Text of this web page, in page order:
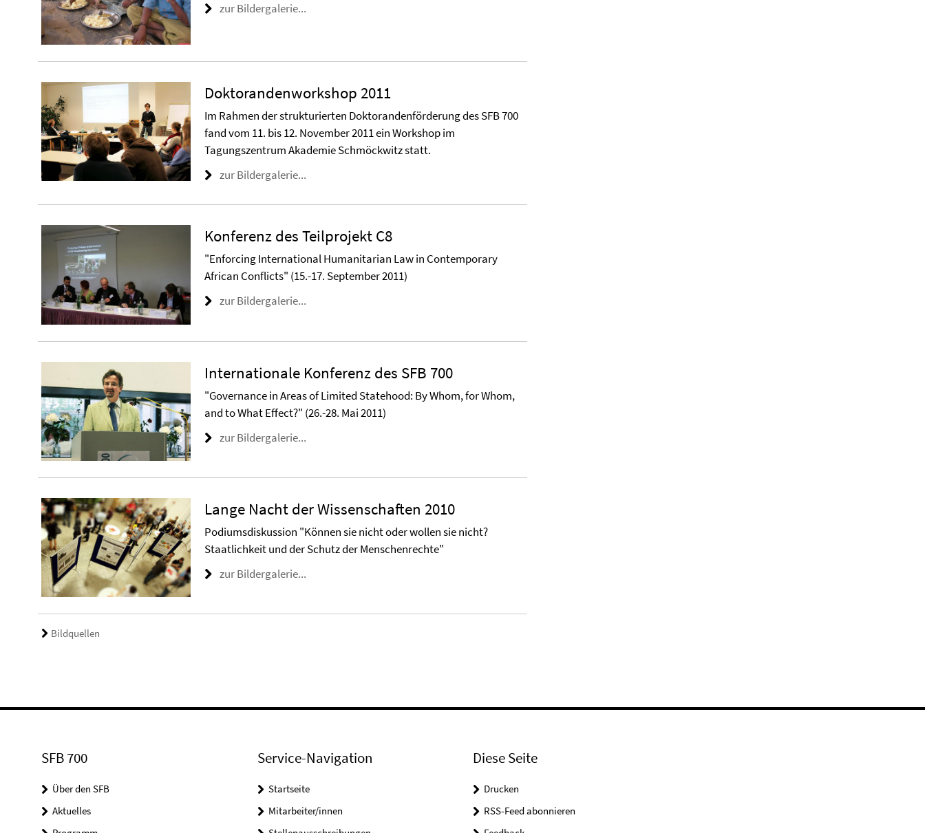
zur Bildergalerie...
Doktorandenworkshop 2011
Im Rahmen der strukturierten Doktorandenförderung des SFB 700
fand vom 11. bis 12. November 2011 ein Workshop im
Tagungszentrum Akademie Schmöckwitz statt.
zur Bildergalerie...
Konferenz des Teilprojekt C8
"Enforcing International Humanitarian Law in Contemporary
African Conflicts" (15.-17. September 2011)
zur Bildergalerie...
Internationale Konferenz des SFB 700
"Governance in Areas of Limited Statehood: By Whom, for Whom,
and to What Effect?" (26.-28. Mai 2011)
zur Bildergalerie...
Lange Nacht der Wissenschaften 2010
Podiumsdiskussion "Können sie nicht oder wollen sie nicht?
Staatlichkeit und der Schutz der Menschenrechte"
zur Bildergalerie...
Bildquellen
SFB 700
Über den SFB
Aktuelles
Service-Navigation
Startseite
Mitarbeiter/innen
Diese Seite
Drucken
RSS-Feed abonnieren